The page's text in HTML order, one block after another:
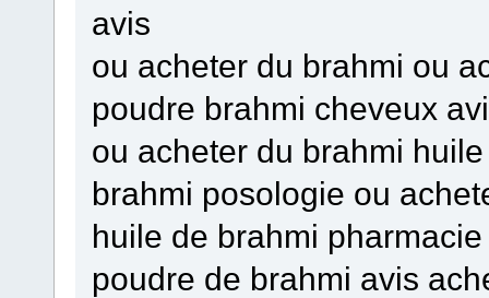
avis
ou acheter du brahmi ou
poudre brahmi cheveux
ou acheter du brahmi
brahmi posologie ou
huile de brahmi
poudre de brahmi avis